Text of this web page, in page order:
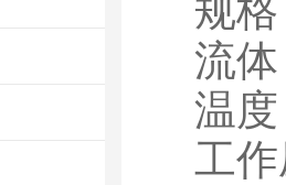
规格
流
温
工